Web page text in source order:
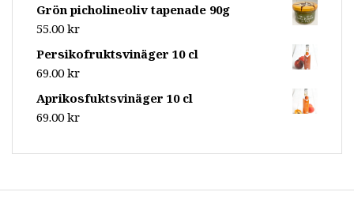
Grön picholineoliv tapenade 90g
55.00 kr
Persikofruktsvinäger 10 cl
69.00 kr
Aprikosfuktsvinäger 10 cl
69.00 kr